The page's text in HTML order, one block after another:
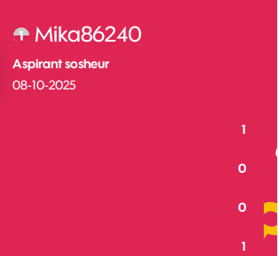
Mika86240
Aspirant sosheur
‎08-10-2025
1
0
0
1